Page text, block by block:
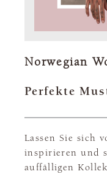
Norwegian
Perfekte
Lassen Sie sich
inspirieren und
auffälligen